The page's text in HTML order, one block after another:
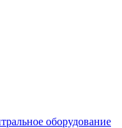
оборудование